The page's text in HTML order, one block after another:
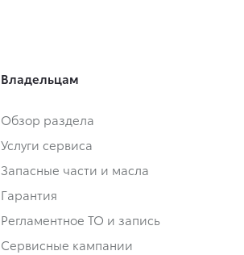
Владельцам
Обзор раздела
Услуги сервиса
Запасные части и масла
Гарантия
Регламентное ТО и запись
Сервисные кампании